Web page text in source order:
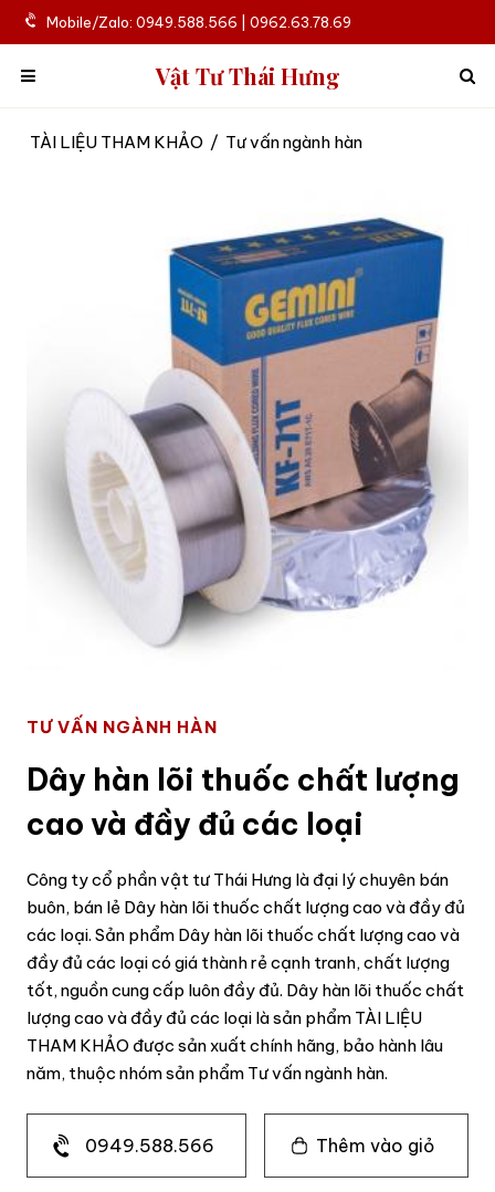
Mobile/Zalo: 0949.588.566 | 0962.63.78.69
Vật Tư Thái Hưng
TÀI LIỆU THAM KHẢO / Tư vấn ngành hàn
TƯ VẤN NGÀNH HÀN
Dây hàn lõi thuốc chất lượng
cao và đầy đủ các loại
Công ty cổ phần vật tư Thái Hưng là đại lý chuyên bán
buôn, bán lẻ Dây hàn lõi thuốc chất lượng cao và đầy đủ
các loại. Sản phẩm Dây hàn lõi thuốc chất lượng cao và
đầy đủ các loại có giá thành rẻ cạnh tranh, chất lượng
tốt, nguồn cung cấp luôn đầy đủ. Dây hàn lõi thuốc chất
lượng cao và đầy đủ các loại là sản phẩm TÀI LIỆU
THAM KHẢO được sản xuất chính hãng, bảo hành lâu
năm, thuộc nhóm sản phẩm Tư vấn ngành hàn.
0949.588.566 Thêm vào giỏ